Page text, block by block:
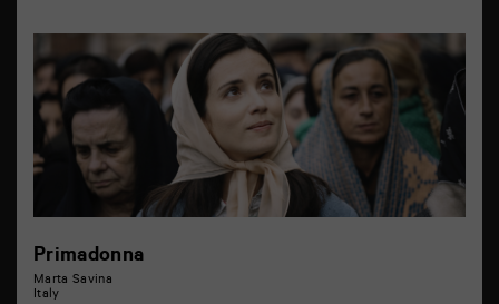
Primadonna
Marta Savina
Italy